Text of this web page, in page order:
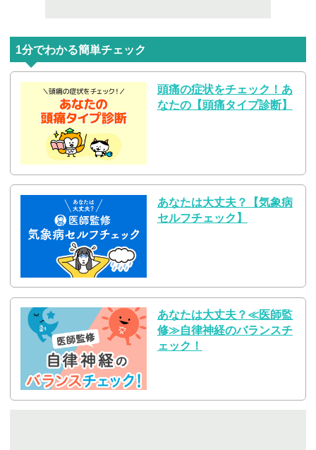
1分でわかる簡単チェック
頭痛の症状をチェック！あ
なたの【頭痛タイプ診断】
あなたは大丈夫？【気象病
セルフチェック】
あなたは大丈夫？≪医師監
修≫自律神経のバランスチ
ェック！